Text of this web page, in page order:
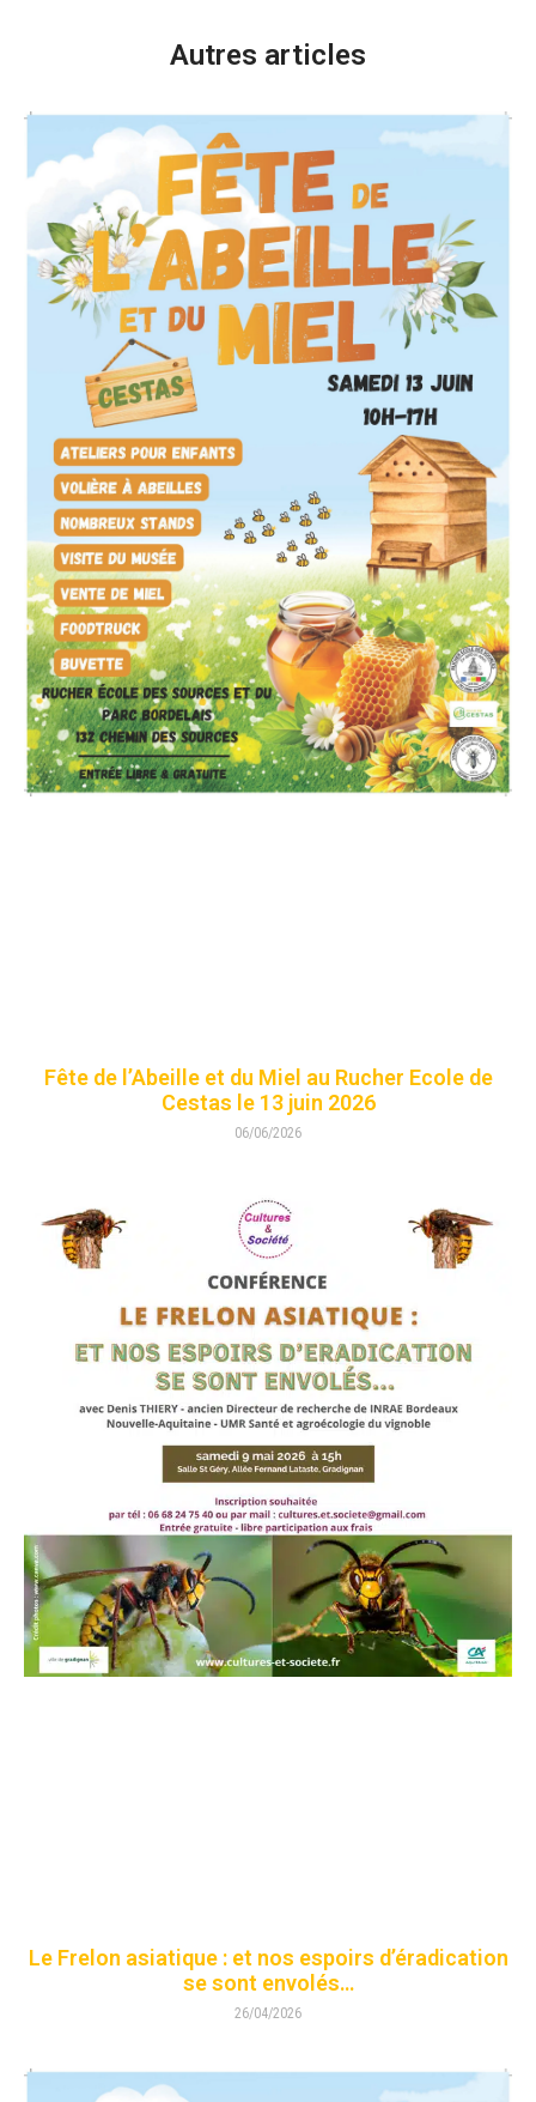
Autres articles
Fête de l’Abeille et du Miel au Rucher Ecole de
Cestas le 13 juin 2026
06/06/2026
Le Frelon asiatique : et nos espoirs d’éradication
se sont envolés…
26/04/2026